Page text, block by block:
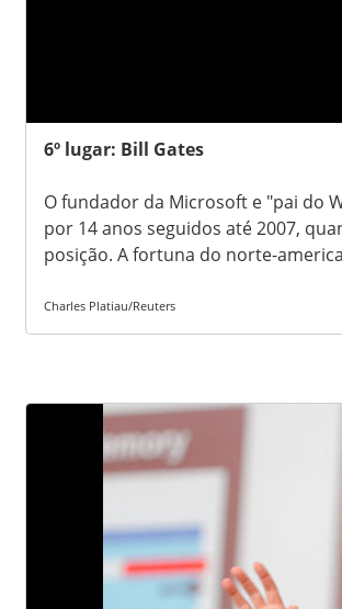
6º lugar: Bill Gates
O fundador da Microsoft e "pai do
por 14 anos seguidos até 2007,
posição. A fortuna do norte-
Charles Platiau/Reuters